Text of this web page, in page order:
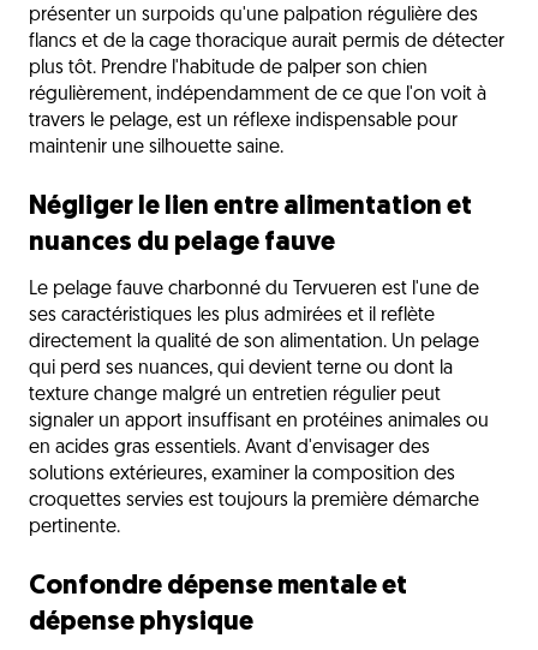
présenter un surpoids qu'une palpation régulière des
flancs et de la cage thoracique aurait permis de détecter
plus tôt. Prendre l'habitude de palper son chien
régulièrement, indépendamment de ce que l'on voit à
travers le pelage, est un réflexe indispensable pour
maintenir une silhouette saine.
Négliger le lien entre alimentation et
nuances du pelage fauve
Le pelage fauve charbonné du Tervueren est l'une de
ses caractéristiques les plus admirées et il reflète
directement la qualité de son alimentation. Un pelage
qui perd ses nuances, qui devient terne ou dont la
texture change malgré un entretien régulier peut
signaler un apport insuffisant en protéines animales ou
en acides gras essentiels. Avant d'envisager des
solutions extérieures, examiner la composition des
croquettes servies est toujours la première démarche
pertinente.
Confondre dépense mentale et
dépense physique